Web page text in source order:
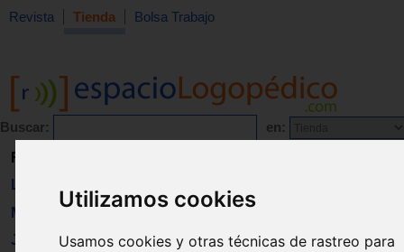
Utilizamos cookies
Usamos cookies y otras técnicas de rastreo para
Revista Tienda Bolsa Trabajo
Buscar: en:
Revista
Libros
Material
Juguetes